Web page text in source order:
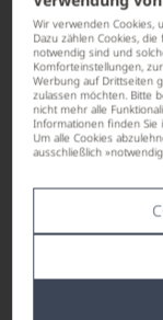
Wir verwenden Cookies,
Dazu zählen Cookies,
notwendig sind und
Komforteinstellungen,
Werbung auf Drittseiten
zulassen möchten. Bitte
nicht mehr alle
Informationen finden Sie
Um alle Cookies
ausschließlich